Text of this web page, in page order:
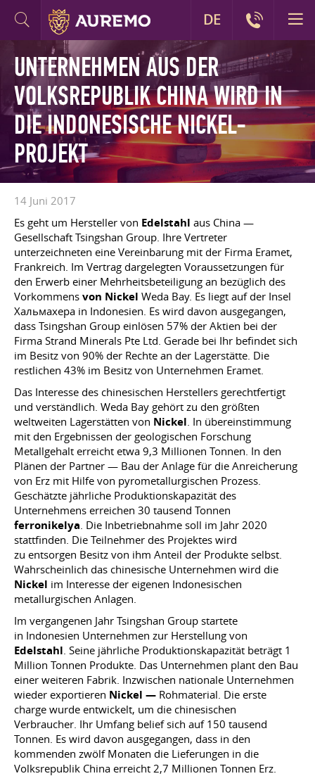
UNTERNEHMEN AUS DER
VOLKSREPUBLIK CHINA WIRD IN
DIE INDONESISCHE NICKEL-
PROJEKT
14 Juni 2017
Es geht um Hersteller von Edelstahl aus China —
Gesellschaft Tsingshan Group. Ihre Vertreter
unterzeichneten eine Vereinbarung mit der Firma Eramet,
Frankreich. Im Vertrag dargelegten Voraussetzungen für
den Erwerb einer Mehrheitsbeteiligung an bezüglich des
Vorkommens von Nickel Weda Bay. Es liegt auf der Insel
Хальмахера in Indonesien. Es wird davon ausgegangen,
dass Tsingshan Group einlösen 57% der Aktien bei der
Firma Strand Minerals Pte Ltd. Gerade bei Ihr befindet sich
im Besitz von 90% der Rechte an der Lagerstätte. Die
restlichen 43% im Besitz von Unternehmen Eramet.
Das Interesse des chinesischen Herstellers gerechtfertigt
und verständlich. Weda Bay gehört zu den größten
weltweiten Lagerstätten von Nickel. In übereinstimmung
mit den Ergebnissen der geologischen Forschung
Metallgehalt erreicht etwa 9,3 Millionen Tonnen. In den
Plänen der Partner — Bau der Anlage für die Anreicherung
von Erz mit Hilfe von pyrometallurgischen Prozess.
Geschätzte jährliche Produktionskapazität des
Unternehmens erreichen 30 tausend Tonnen
ferronikelya. Die Inbetriebnahme soll im Jahr 2020
stattfinden. Die Teilnehmer des Projektes wird
zu entsorgen Besitz von ihm Anteil der Produkte selbst.
Wahrscheinlich das chinesische Unternehmen wird die
Nickel im Interesse der eigenen Indonesischen
metallurgischen Anlagen.
Im vergangenen Jahr Tsingshan Group startete
in Indonesien Unternehmen zur Herstellung von
Edelstahl. Seine jährliche Produktionskapazität beträgt 1
Million Tonnen Produkte. Das Unternehmen plant den Bau
einer weiteren Fabrik. Inzwischen nationale Unternehmen
wieder exportieren Nickel — Rohmaterial. Die erste
charge wurde entwickelt, um die chinesischen
Verbraucher. Ihr Umfang belief sich auf 150 tausend
Tonnen. Es wird davon ausgegangen, dass in den
kommenden zwölf Monaten die Lieferungen in die
Volksrepublik China erreicht 2,7 Millionen Tonnen Erz.
DE